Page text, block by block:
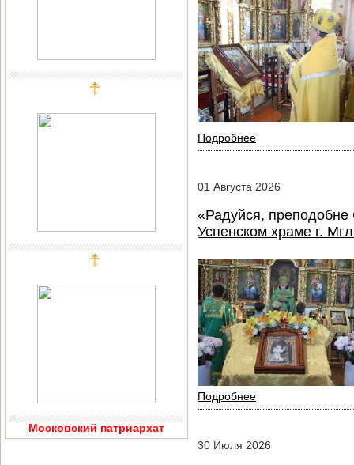
Московский патриархат
Подробнее
01 Августа 2026
«Радуйся,
Успенском храме г.
Подробнее
30 Июля 2026